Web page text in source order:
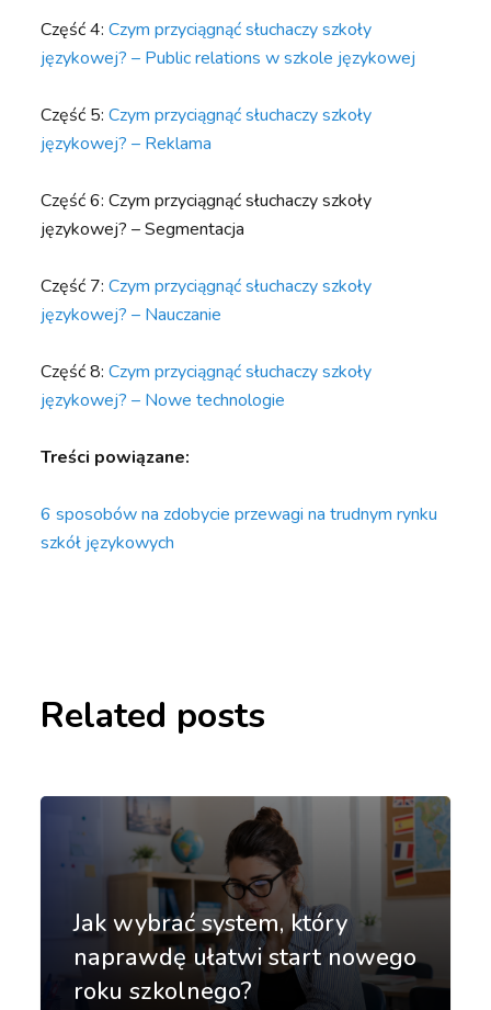
Część 4:Czym przyciągnąć słuchaczy szkoły
językowej? – Public relations w szkole językowej
Część 5:Czym przyciągnąć słuchaczy szkoły
językowej? – Reklama
Część 6: Czym przyciągnąć słuchaczy szkoły
językowej? – Segmentacja
Część 7:Czym przyciągnąć słuchaczy szkoły
językowej? – Nauczanie
Część 8:Czym przyciągnąć słuchaczy szkoły
językowej? – Nowe technologie
Treści powiązane:
6 sposobów na zdobycie przewagi na trudnym rynku
szkół językowych
Related posts
Jak wybrać system, który
naprawdę ułatwi start nowego
roku szkolnego?